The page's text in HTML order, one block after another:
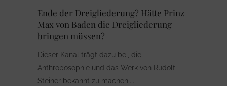
Ende der Dreigliederung? Hätte Prinz
Max von Baden die Dreigliederung
bringen müssen?
Dieser Kanal trägt dazu bei, die
Anthroposophie und das Werk von Rudolf
Steiner bekannt zu machen.